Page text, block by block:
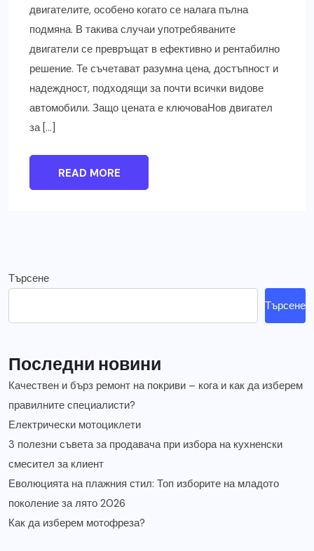
двигателите, особено когато се налага пълна
подмяна. В такива случаи употребяваните
двигатели се превръщат в ефективно и рентабилно
решение. Те съчетават разумна цена, достъпност и
надеждност, подходящи за почти всички видове
автомобили. Защо цената е ключоваНов двигател
за […]
READ MORE
Търсене
Търсене
Последни новини
Качествен и бърз ремонт на покриви – кога и как да изберем
правилните специалисти?
Електрически мотоциклети
3 полезни съвета за продавача при избора на кухненски
смесител за клиент
Еволюцията на плажния стил: Топ изборите на младото
поколение за лято 2026
Как да изберем мотофреза?